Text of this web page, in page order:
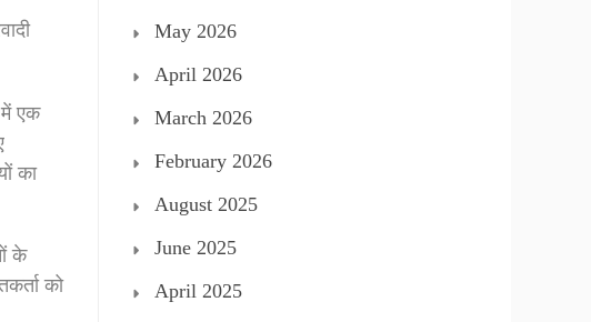
में एक
का
के
को
May 2026
April 2026
March 2026
February 2026
August 2025
June 2025
April 2025